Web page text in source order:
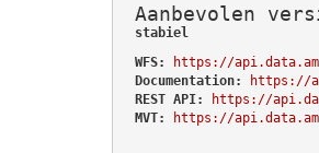
Aanbevolen
stabiel
WFS:
https://
Documentation:
https://
REST API:
https://
MVT:
https://